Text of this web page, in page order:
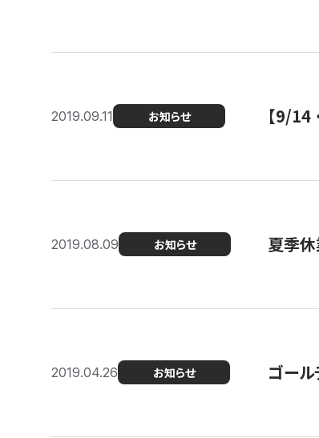
2019.09.11 お知らせ 【9/14
2019.08.09 お知らせ 夏季休
2019.04.26 お知らせ ゴー